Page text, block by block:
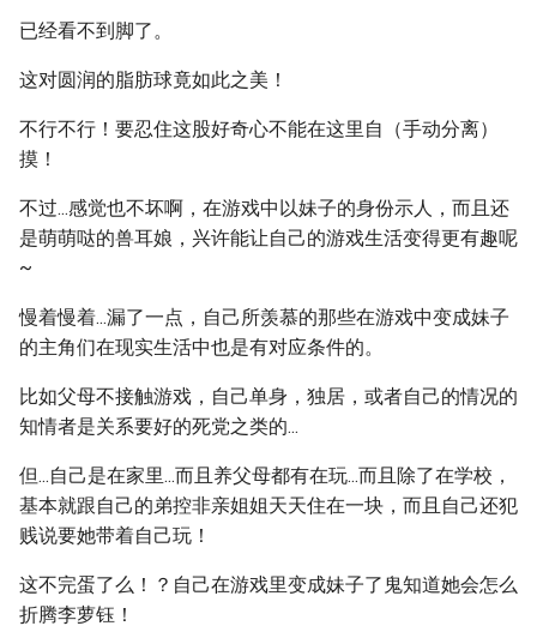
已经看不到脚了。
这对圆润的脂肪球竟如此之美！
不行不行！要忍住这股好奇心不能在这里自（手动分离）
摸！
不过...感觉也不坏啊，在游戏中以妹子的身份示人，而且还
是萌萌哒的兽耳娘，兴许能让自己的游戏生活变得更有趣呢
~
慢着慢着...漏了一点，自己所羡慕的那些在游戏中变成妹子
的主角们在现实生活中也是有对应条件的。
比如父母不接触游戏，自己单身，独居，或者自己的情况的
知情者是关系要好的死党之类的...
但...自己是在家里...而且养父母都有在玩...而且除了在学校，
基本就跟自己的弟控非亲姐姐天天住在一块，而且自己还犯
贱说要她带着自己玩！
这不完蛋了么！？自己在游戏里变成妹子了鬼知道她会怎么
折腾李萝钰！